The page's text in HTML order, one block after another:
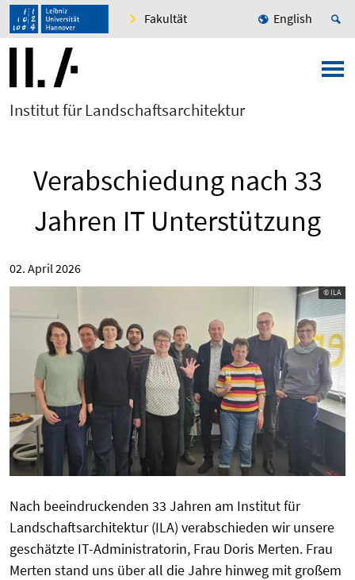
Fakultät English
Institut für Landschaftsarchitektur
Verabschiedung nach 33
Jahren IT Unterstützung
02. April 2026
© ILA
Nach beeindruckenden 33 Jahren am Institut für
Landschaftsarchitektur (ILA) verabschieden wir unsere
geschätzte IT-Administratorin, Frau Doris Merten. Frau
Merten stand uns über all die Jahre hinweg mit großem